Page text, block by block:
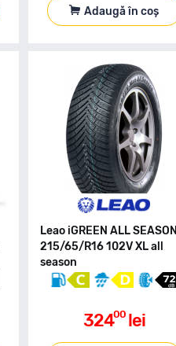
Adaugă în coș
Leao iGREEN ALL SEASON
215/65/R16 102V XL all
season
32400 lei